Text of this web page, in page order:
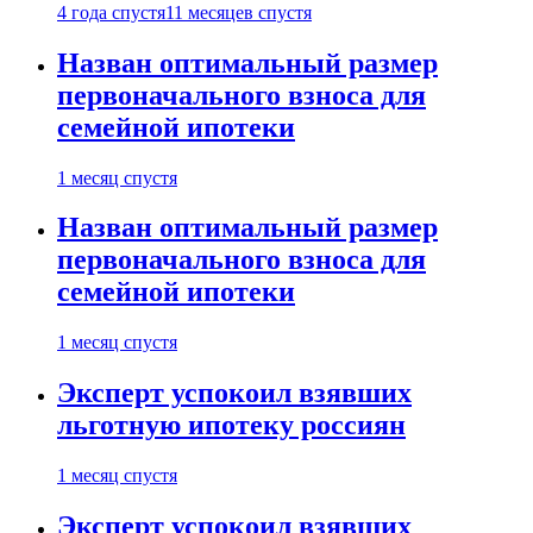
4 года спустя11 месяцев спустя
Назван оптимальный размер
первоначального взноса для
семейной ипотеки
1 месяц спустя
Назван оптимальный размер
первоначального взноса для
семейной ипотеки
1 месяц спустя
Эксперт успокоил взявших
льготную ипотеку россиян
1 месяц спустя
Эксперт успокоил взявших